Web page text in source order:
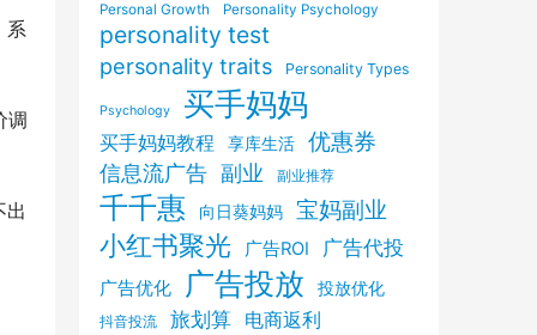
系
调
出
Personal Growth Personality Psychology
personality test
personality traits Personality Types
Psychology 买手妈妈
买手妈妈教程 享库生活 优惠券
信息流广告 副业 副业推荐
千千惠 向日葵妈妈 宝妈副业
小红书聚光 广告ROI 广告代投
广告优化 广告投放 投放优化
抖音投流 旅划算 电商返利